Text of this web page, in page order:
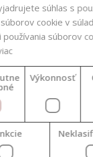
ani lepivý film
širokým spektrom
produktov
spreje, osviežovače
tekuté mydlá,
stylingové spreje
súhlas s
cookie v
používania súborov
Výkonnosť